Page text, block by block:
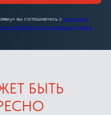
вы соглашаетесь сполитикой
на обработку персональных данных.
БЫТЬ